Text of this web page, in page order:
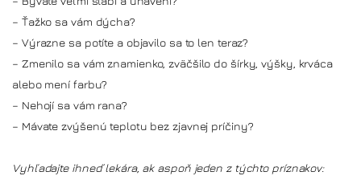
– Ťažko sa vám dýcha?
– Výrazne sa potíte a objavilo sa to len teraz?
– Zmenilo sa vám znamienko, zväčšilo do šírky, výšky, krváca
alebo mení farbu?
– Nehojí sa vám rana?
– Mávate zvýšenú teplotu bez zjavnej príčiny?
Vyhľadajte ihneď lekára, ak aspoň jeden z týchto príznakov: